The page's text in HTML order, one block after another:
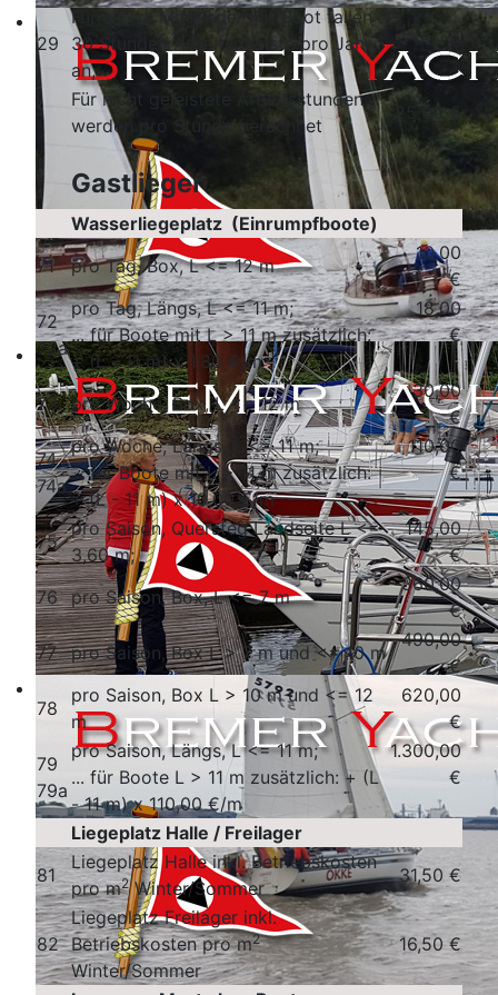
29
Für aktive Mitglieder mit Boot fallen
30 Stunden Arbeitsdienste pro Jahr
an,
Für nicht geleistete Arbeitsstunden
werden pro Stunde berechnet
25,00 €
Gastlieger
Wasserliegeplatz (Einrumpfboote)
71
pro Tag, Box, L <= 12 m
10,00
€
72
72a
pro Tag, Längs, L <= 11 m;
... für Boote mit L > 11 m zusätzlich:
+ (L - 11 m) x 1,80 €/m
18,00
€
73 pro Woche, Box, L <= 12 m
30,00
€
74
74a
pro Woche, Längs, L <= 11 m;
... für Boote mit L > 11 m zusätzlich:
+ (L - 11 m) x 10,00 €/m
110,00
€
75
pro Saison, Quersteg Landseite L <=
3,60 m;
145,00
€
76 pro Saison, Box, L <= 7 m
360,00
€
77
pro Saison, Box L > 7 m und <= 10 m
490,00
€
78
pro Saison, Box L > 10 m und <= 12
m
620,00
€
79
79a
pro Saison, Längs, L <= 11 m;
... für Boote L > 11 m zusätzlich: + (L
- 11 m) x 110,00 €/m
1.300,00
€
Liegeplatz Halle / Freilager
81
Liegeplatz Halle inkl. Betriebskosten
pro m2Winter/Sommer
31,50 €
82
Liegeplatz Freilager inkl.
Betriebskosten pro m2
Winter/Sommer
16,50 €